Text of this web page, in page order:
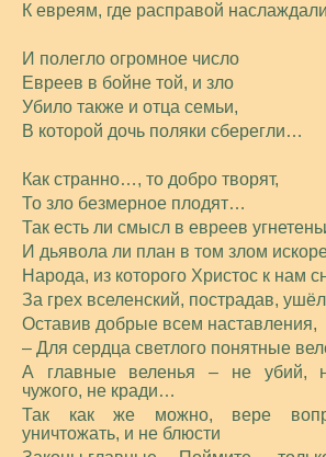
К евреям, где расправой
И полегло огромное число
Евреев в бойне той, и зло
Убило также и отца семьи,
В которой дочь поляки сберегли…
Как странно…, то добро творят,
То зло безмерное плодят…
Так есть ли смысл в евреев
И дьявола ли план в том злом
Народа, из которого Христос к нам
За грех вселенский, пострадав,
Оставив добрые всем наставления,
– Для сердца светлого понятные
А главные веленья – не убий,
чужого, не кради…
Так как же можно, вере
уничтожать, и не блюсти